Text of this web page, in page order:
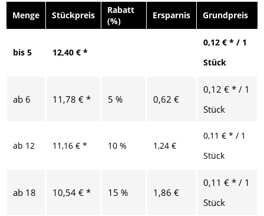
Menge
Stückpreis
Rabatt
(%)
Ersparnis Grundpreis
bis 5 12,40 € *
0,12 € * / 1
Stück
ab 6 11,78 € * 5 % 0,62 €
0,12 € * / 1
Stück
ab 12 11,16 € * 10 % 1,24 €
0,11 € * / 1
Stück
ab 18 10,54 € * 15 % 1,86 €
0,11 € * / 1
Stück